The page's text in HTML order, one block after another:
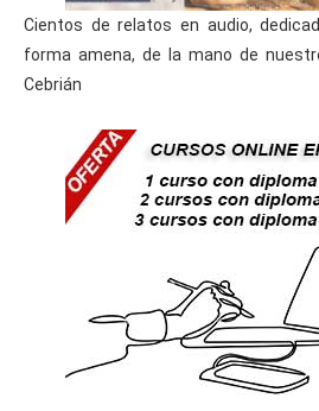
Cientos de relatos en audio,
forma amena, de la mano de
Cebrián